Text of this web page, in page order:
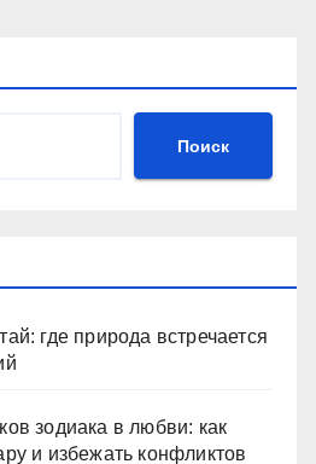
Поиск
где природа встречается
зодиака в любви: как
и избежать конфликтов